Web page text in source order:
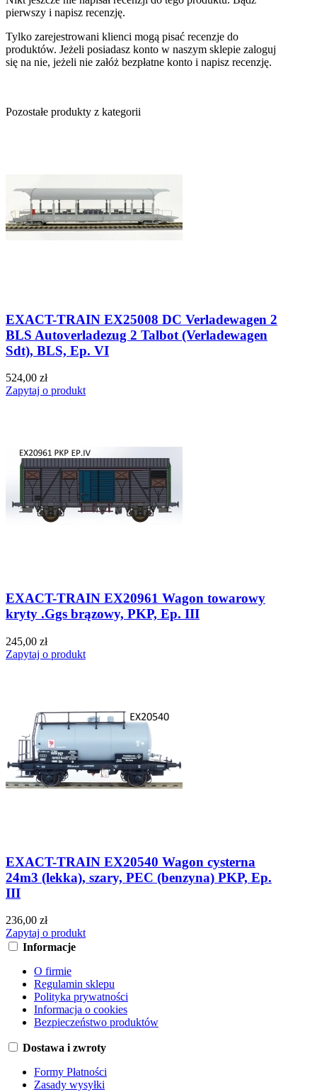
pierwszy i napisz recenzję.
Tylko zarejestrowani klienci mogą pisać recenzje do
produktów. Jeżeli posiadasz konto w naszym sklepie zaloguj
się na nie, jeżeli nie załóż bezpłatne konto i napisz recenzję.
Pozostałe produkty z kategorii
EXACT-TRAIN EX25008 DC Verladewagen 2
BLS Autoverladezug 2 Talbot (Verladewagen
Sdt), BLS, Ep. VI
524,00 zł
Zapytaj o produkt
EXACT-TRAIN EX20961 Wagon towarowy
kryty .Ggs brązowy, PKP, Ep. III
245,00 zł
Zapytaj o produkt
EXACT-TRAIN EX20540 Wagon cysterna
24m3 (lekka), szary, PEC (benzyna) PKP, Ep.
III
236,00 zł
Zapytaj o produkt
Informacje
O firmie
Regulamin sklepu
Polityka prywatności
Informacja o cookies
Bezpieczeństwo produktów
Dostawa i zwroty
Formy Płatności
Zasady wysyłki